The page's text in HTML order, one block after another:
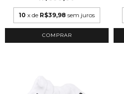
10 x de R$39,98 sem juros
COMPRAR